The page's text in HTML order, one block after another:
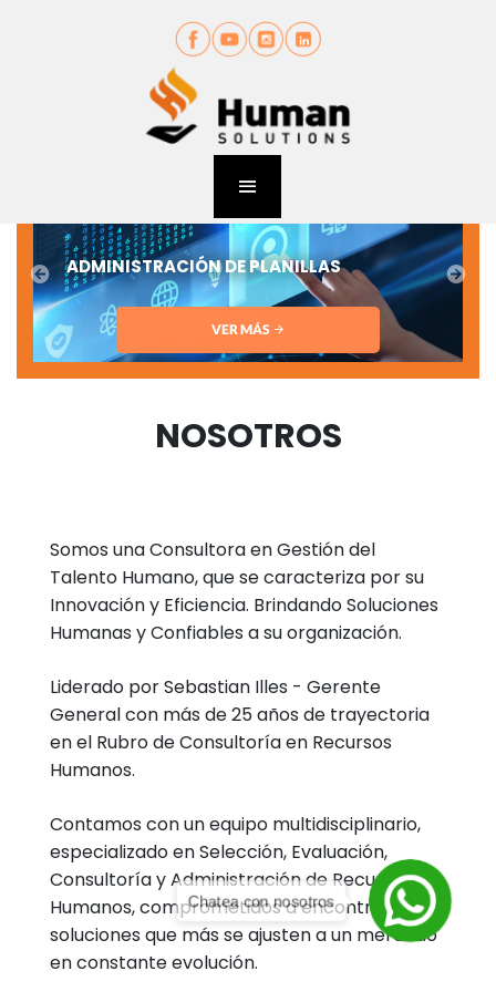
ADMINISTRACIÓN DE PLANILLAS
VER MÁS
NOSOTROS
Somos una Consultora en Gestión del
Talento Humano, que se caracteriza por su
Innovación y Eficiencia. Brindando Soluciones
Humanas y Confiables a su organización.
Liderado por Sebastian Illes - Gerente
General con más de 25 años de trayectoria
en el Rubro de Consultoría en Recursos
Humanos.
Contamos con un equipo multidisciplinario,
especializado en Selección, Evaluación,
Consultoría y Administración de Recursos
Humanos, comprometidos a encontrar las
soluciones que más se ajusten a un mercado
en constante evolución.
Chatea con nosotros